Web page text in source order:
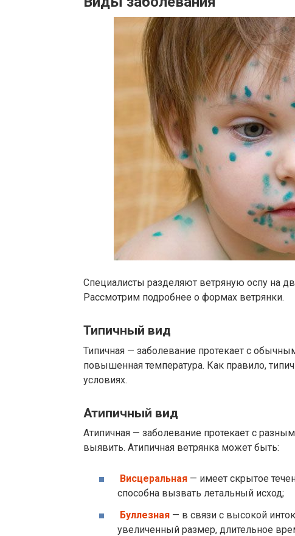
Специалисты разделяют ветряную оспу на
Рассмотрим подробнее о формах ветрянки.
Типичный вид
Типичная — заболевание протекает с
повышенная температура. Как правило,
условиях.
Атипичный вид
Атипичная — заболевание протекает с
выявить. Атипичная ветрянка может быть:
Висцеральная — имеет скрытое
способна вызвать летальный исход;
Буллезная — в связи с высокой
увеличенный размер, длительное